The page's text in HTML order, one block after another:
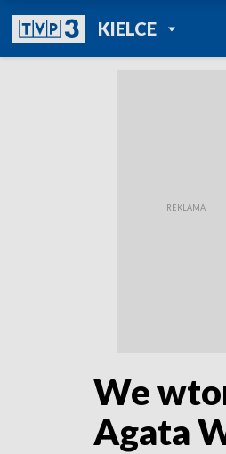
KIELCEPOWRÓT DO
TVP REGIONY
We
Agata